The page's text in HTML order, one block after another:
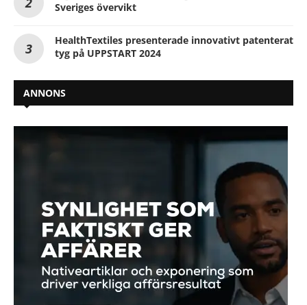
Sveriges övervikt
HealthTextiles presenterade innovativt patenterat
tyg på UPPSTART 2024
ANNONS